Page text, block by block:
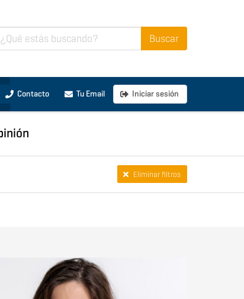
Contacto Tu Email Iniciar sesión
Eliminar filtros